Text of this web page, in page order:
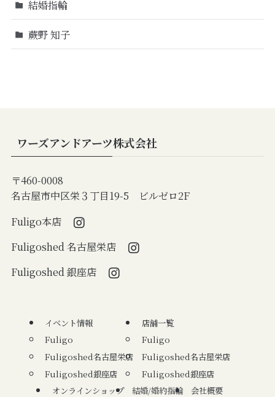
結婚指輪
蕨野 知子
ワーズアンドアーツ株式会社
〒460-0008
名古屋市中区栄３丁目19-5 ビルゼロ2F
Fuligo本店
Fuligoshed 名古屋栄店
Fuligoshed 銀座店
イベント情報
Fuligo
Fuligoshed名古屋栄店
Fuligoshed銀座店
店舗一覧
Fuligo
Fuligoshed名古屋栄店
Fuligoshed銀座店
オンラインショップ
結婚/婚約指輪 会社概要